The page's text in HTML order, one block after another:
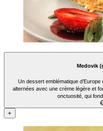
Medovik
Un dessert emblématique d’Europe
alternées avec une crème légère et
onctuosité, qui
+